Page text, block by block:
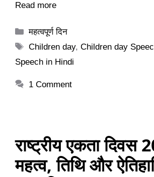
Read more
Categories
महत्वपूर्ण दिन
Tags
Children day,Children day
Speech in Hindi
1 Comment
राष्ट्रीय एकता दिवस
महत्व, तिथि और